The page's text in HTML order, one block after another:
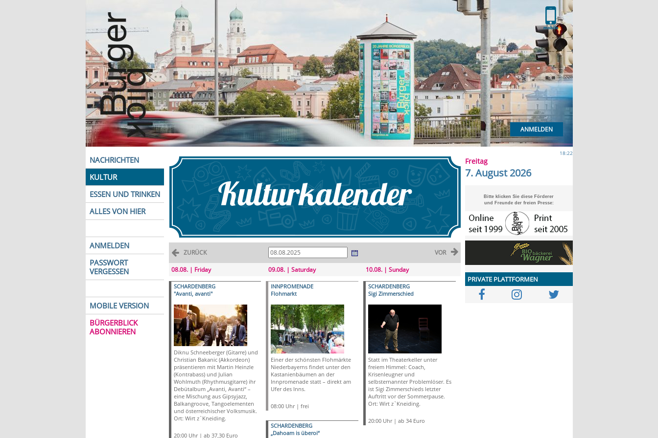
ANMELDEN
NACHRICHTEN
KULTUR
ESSEN UND TRINKEN
ALLES VON HIER
ANMELDEN
PASSWORT
VERGESSEN
MOBILE VERSION
BÜRGERBLICK
ABONNIEREN
ZURÜCK VOR
08.08. | Friday
SCHARDENBERG
"Avanti, avanti"
Diknu Schneeberger (Gitarre) und
Christian Bakanic (Akkordeon)
präsentieren mit Martin Heinzle
(Kontrabass) und Julian
Wohlmuth (Rhythmusgitarre) ihr
Debütalbum „Avanti, Avanti“ –
eine Mischung aus Gipsyjazz,
Balkangroove, Tangoelementen
und österreichischer Volksmusik.
Ort: Wirt z`Kneiding.
20:00 Uhr | ab 37,30 Euro
09.08. | Saturday
INNPROMENADE
Flohmarkt
Einer der schönsten Flohmärkte
Niederbayerns findet unter den
Kastanienbäumen an der
Innpromenade statt – direkt am
Ufer des Inns.
08:00 Uhr | frei
SCHARDENBERG
„Dahoam is überoi“
10.08. | Sunday
SCHARDENBERG
Sigi Zimmerschied
Statt im Theaterkeller unter
freiem Himmel: Coach,
Krisenleugner und
selbsternannter Problemlöser. Es
ist Sigi Zimmerschieds letzter
Auftritt vor der Sommerpause.
Ort: Wirt z`Kneiding.
20:00 Uhr | ab 34 Euro
18:22
Freitag
7. August 2026
Bitte klicken Sie diese Förderer
und Freunde der freien Presse:
PRIVATE PLATTFORMEN